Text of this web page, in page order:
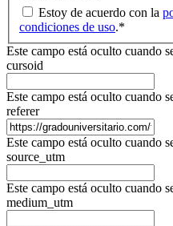
Estoy de acuerdo con la
condiciones de uso.*
Este campo está oculto cuando
cursoid
Este campo está oculto cuando
referer
Este campo está oculto cuando
source_utm
Este campo está oculto cuando
medium_utm